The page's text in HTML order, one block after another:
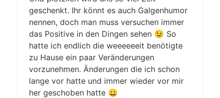
geschenkt. Ihr könnt es auch Galgenhumor
nennen, doch man muss versuchen immer
das Positive in den Dingen sehen 😉 So
hatte ich endlich die weeeeeeit benötigte
zu Hause ein paar Veränderungen
vorzunehmen. Änderungen die ich schon
lange vor hatte und immer wieder vor mir
her geschoben hatte 😀